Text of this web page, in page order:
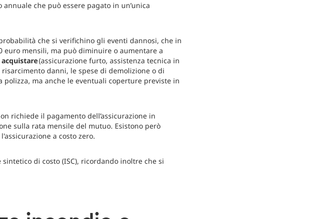
che può essere pagato in un’unica
che si verifichino gli eventi dannosi, che in
euro mensili, ma può diminuire o aumentare a
(assicurazione furto, assistenza tecnica in
danni, le spese di demolizione o di
ma anche le eventuali coperture previste in
richiede il pagamento dell’assicurazione in
sulla rata mensile del mutuo. Esistono però
a costo zero.
di costo (ISC), ricordando inoltre che si